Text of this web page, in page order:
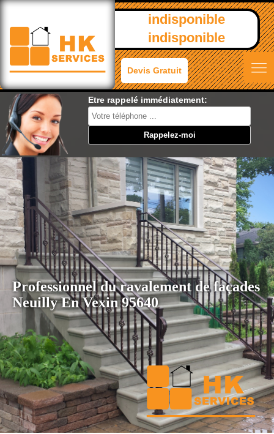
indisponible
indisponible
Devis Gratuit
Etre rappelé immédiatement:
Professionnel du ravalement de façades
Neuilly En Vexin 95640